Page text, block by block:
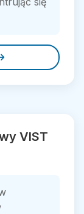
VIST